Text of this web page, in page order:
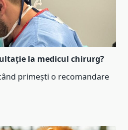
la medicul chirurg?
primești o recomandare